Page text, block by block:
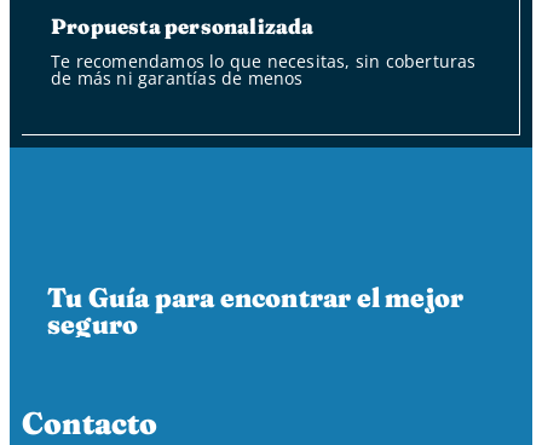
Propuesta personalizada
Te recomendamos lo que necesitas, sin coberturas
de más ni garantías de menos
Tu Guía para encontrar el mejor
seguro
Contacto